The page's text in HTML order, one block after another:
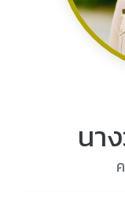
นา